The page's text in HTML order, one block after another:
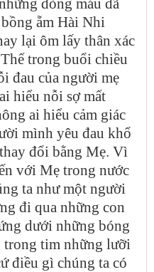
dòng máu đã
ẵm Hài Nhi
lại ôm lấy thân xác
trong buổi chiều
đau của người mẹ
hiểu nỗi sợ mất
ai hiểu cảm giác
mình yêu đau khổ
đổi bằng Mẹ. Vì
với Mẹ trong nước
ta như một người
đi qua những con
dưới những bóng
trong tim những lưỡi
điều gì chúng ta có